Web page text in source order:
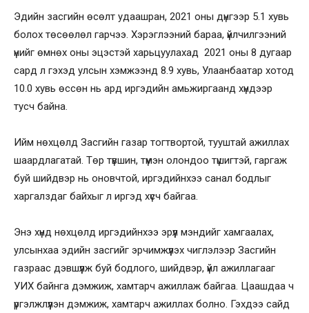
Эдийн засгийн өсөлт удаашран, 2021 оны дүнгээр 5.1 хувь
болох төсөөлөл гарчээ. Хэрэглээний бараа, үйлчилгээний
үнийг өмнөх оны эцэстэй харьцуулахад 2021 оны 8 дугаар
сард л гэхэд улсын хэмжээнд 8.9 хувь, Улаанбаатар хотод
10.0 хувь өссөн нь ард иргэдийн амьжиргаанд хүндээр
тусч байна.
Ийм нөхцөлд Засгийн газар тогтвортой, тууштай ажиллах
шаардлагатай. Төр түвшин, түмэн олондоо түшигтэй, гаргаж
буй шийдвэр нь оновчтой, иргэдийнхээ санал бодлыг
харгалздаг байхыг л иргэд хүсч байгаа.
Энэ хүнд нөхцөлд иргэдийнхээ эрүүл мэндийг хамгаалах,
улсынхаа эдийн засгийг эрчимжүүлэх чиглэлээр Засгийн
газраас дэвшүүлж буй бодлого, шийдвэр, үйл ажиллагааг
УИХ байнга дэмжиж, хамтарч ажиллаж байгаа. Цаашдаа ч
үргэлжлүүлэн дэмжиж, хамтарч ажиллах болно. Гэхдээ сайд